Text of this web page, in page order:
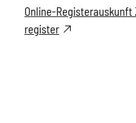
Online-
register